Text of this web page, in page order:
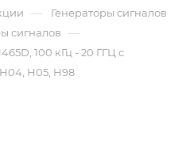
— Генераторы сигналов
сигналов —
100 кГц - 20 ГГЦ с
H05, H98